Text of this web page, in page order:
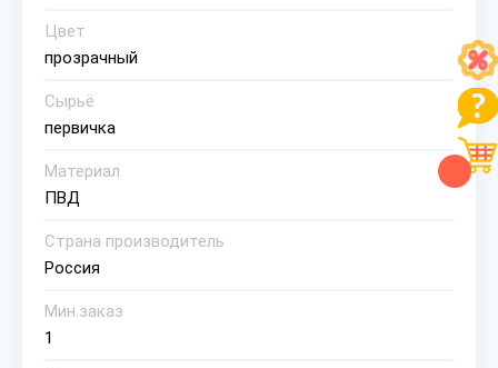
Цвет
прозрачный
Сырьё
первичка
Материал
ПВД
Страна производитель
Россия
Мин.заказ
1